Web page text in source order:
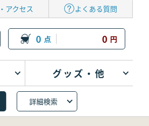
アクセス よくある質問
0 点 0 円
グッズ・他
詳細検索